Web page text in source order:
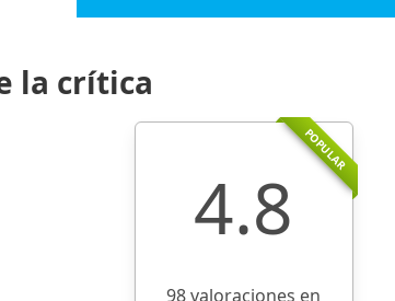
la crítica
POPULAR
4.8
98 valoraciones en